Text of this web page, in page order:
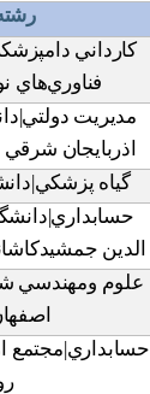
کارداني
فناوري‌هاي
مديريت
اذربايجان شرقي
گياه
الدين
علوم ومهندسي
حسابداري|مجتمع